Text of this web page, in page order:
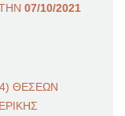
07/10/2021
ΘΕΣΕΩΝ